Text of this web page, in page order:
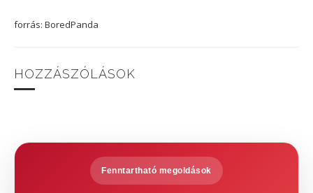
forrás: BoredPanda
HOZZÁSZÓLÁSOK
Fenntartható megoldások